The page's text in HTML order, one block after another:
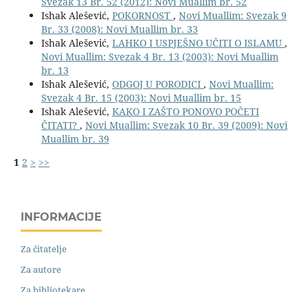
Ishak Alešević, POKORNOST , Novi Muallim: Svezak 9
Br. 33 (2008): Novi Muallim br. 33
Ishak Alešević, LAHKO I USPJEŠNO UČITI O ISLAMU ,
Novi Muallim: Svezak 4 Br. 13 (2003): Novi Muallim
br. 13
Ishak Alešević, ODGOJ U PORODICI , Novi Muallim:
Svezak 4 Br. 15 (2003): Novi Muallim br. 15
Ishak Alešević, KAKO I ZAŠTO PONOVO POČETI
ČITATI? , Novi Muallim: Svezak 10 Br. 39 (2009): Novi
Muallim br. 39
1 2 > >>
INFORMACIJE
Za čitatelje
Za autore